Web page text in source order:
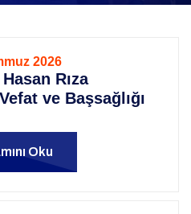
2026
Rıza
ve Başsağlığı
Oku